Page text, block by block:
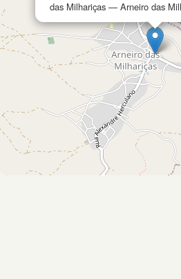
das Milhariças — Arneiro das